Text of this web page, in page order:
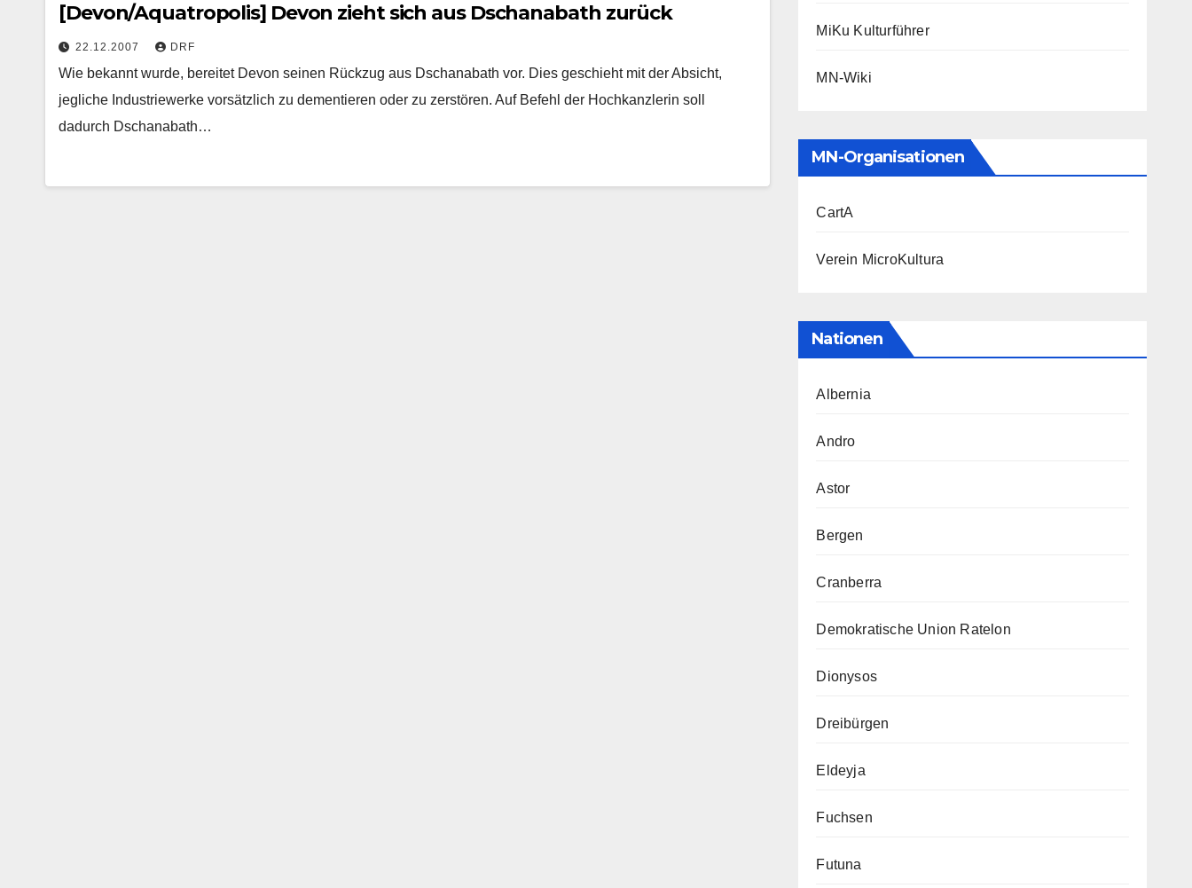
[Devon/Aquatropolis] Devon zieht sich aus Dschanabath zurück
22.12.2007 DRF
Wie bekannt wurde, bereitet Devon seinen Rückzug aus Dschanabath vor. Dies geschieht mit der Absicht,
jegliche Industriewerke vorsätzlich zu dementieren oder zu zerstören. Auf Befehl der Hochkanzlerin soll
dadurch Dschanabath…
MiKu Kulturführer
MN-Wiki
MN-Organisationen
CartA
Verein MicroKultura
Nationen
Albernia
Andro
Astor
Bergen
Cranberra
Demokratische Union Ratelon
Dionysos
Dreibürgen
Eldeyja
Fuchsen
Futuna